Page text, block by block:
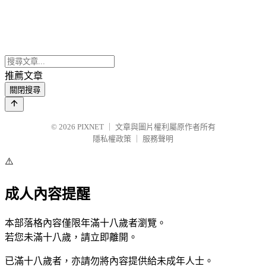
推薦文章
關閉搜尋
© 2026 PIXNET
文章與圖片權利屬原作者所有
隱私權政策
服務聲明
⚠️
成人內容提醒
本部落格內容僅限年滿十八歲者瀏覽。
若您未滿十八歲，請立即離開。
已滿十八歲者，亦請勿將內容提供給未成年人士。